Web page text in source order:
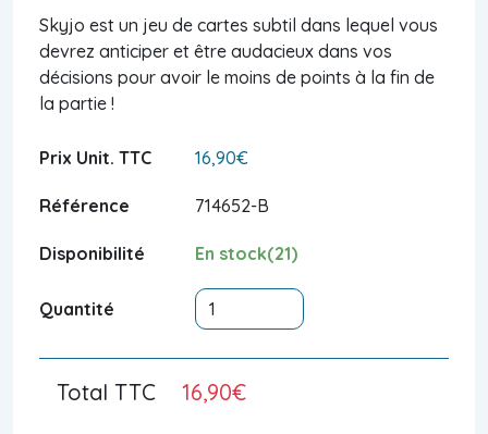
Skyjo est un jeu de cartes subtil dans lequel vous
devrez anticiper et être audacieux dans vos
décisions pour avoir le moins de points à la fin de
la partie !
Prix Unit. TTC 16,90€
Référence 714652-B
Disponibilité En stock(21)
Quantité
Total TTC 16,90€